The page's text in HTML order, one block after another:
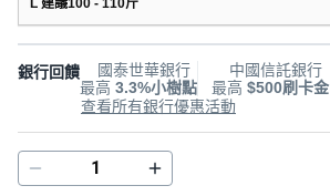
L 建議100 - 110斤
銀行回饋
國泰世華銀行
最高 3.3%小樹點
中國信託銀行
最高 $500刷卡金
查看所有銀行優惠活動